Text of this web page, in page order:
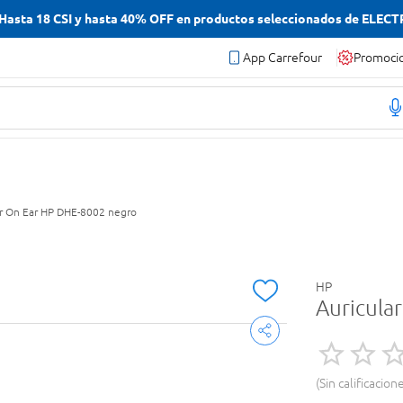
18 CSI y hasta 40% OFF en productos seleccionados de
App Carrefour
On Ear HP DHE-8002 negro
HP
Sin